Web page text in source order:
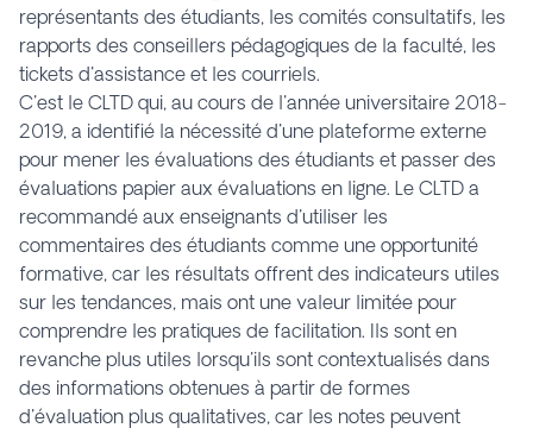
représentants des étudiants, les comités consultatifs, les
rapports des conseillers pédagogiques de la faculté, les
tickets d'assistance et les courriels.
C'est le CLTD qui, au cours de l'année universitaire 2018-
2019, a identifié la nécessité d'une plateforme externe
pour mener les évaluations des étudiants et passer des
évaluations papier aux évaluations en ligne. Le CLTD a
recommandé aux enseignants d'utiliser les
commentaires des étudiants comme une opportunité
formative, car les résultats offrent des indicateurs utiles
sur les tendances, mais ont une valeur limitée pour
comprendre les pratiques de facilitation. Ils sont en
revanche plus utiles lorsqu'ils sont contextualisés dans
des informations obtenues à partir de formes
d'évaluation plus qualitatives, car les notes peuvent